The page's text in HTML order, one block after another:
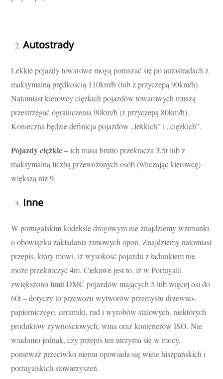
Autostrady
Lekkie pojazdy towarowe mogą poruszać się po autostradach z
maksymalną prędkością 110km/h (lub z przyczepą 90km/h).
Natomiast kierowcy ciężkich pojazdów towarowych muszą
przestrzegać ograniczenia 90km/h (z przyczepą 80km/h).
Konieczna będzie definicja pojazdów „lekkich” i „ciężkich”.
Pojazdy ciężkie– ich masa brutto przekracza 3,5t lub z
maksymalną liczbą przewożonych osób (wliczając kierowcę)
większą niż 9.
Inne
W portugalskim kodeksie drogowym nie znajdziemy wzmianki
o obowiązku zakładania zimowych opon. Znajdziemy natomiast
przepis, który mówi, iż wysokość pojazdu z ładunkiem nie
może przekroczyć 4m. Ciekawe jest to, iż w Portugalii
zwiększono limit DMC pojazdów mających 5 lub więcej osi do
60t – dotyczy to przewozu wytworów przemysłu drzewno-
papierniczego, ceramiki, rud i wyrobów stalowych, niektórych
produktów żywnościowych, wina oraz kontenerów ISO. Nie
wiadomo jednak, czy przepis ten utrzyma się w mocy,
ponieważ przeciwko niemu opowiada się wiele hiszpańskich i
portugalskich stowarzyszeń.